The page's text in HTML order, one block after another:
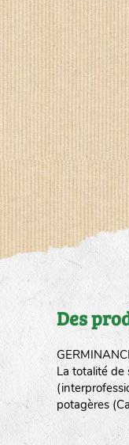
Des
La totalité de
potagères